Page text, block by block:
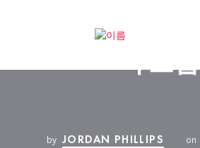
꽁머니와 멤버
택 조합
by JORDAN PHILLIPS on